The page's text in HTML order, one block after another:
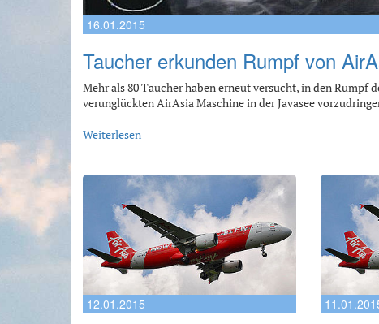
16.01.2015
Taucher erkunden Rumpf von
Mehr als 80 Taucher haben erneut versucht, in den Rumpf
verunglückten AirAsia Maschine in der Javasee
Weiterlesen
12.01.2015